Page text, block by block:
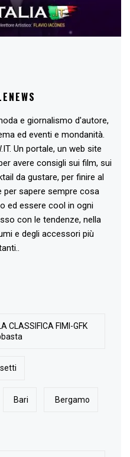
e giornalismo d'autore,
ed eventi e mondanità.
Un portale, un web site
avere consigli sui film, sui
da gustare, per finire al
sapere sempre cosa
ed essere cool in ogni
con le tendenze, nella
e degli accessori più
CLASSIFICA FIMI-GFK
Bari Bergamo